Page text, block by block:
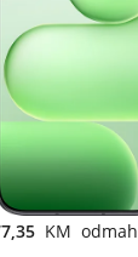
KM odmah